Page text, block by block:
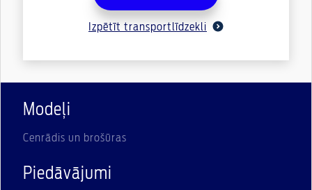
Izpētīt transportlīdzekli
Modeļi
Cenrādis un brošūras
Piedāvājumi